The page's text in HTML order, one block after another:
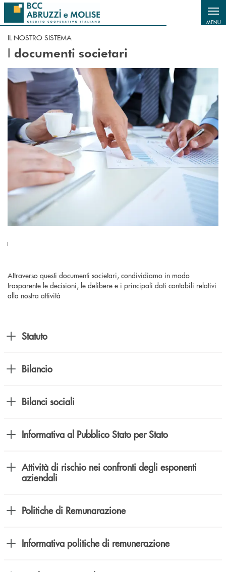
Salta al contenuto principale
MENU
IL NOSTRO SISTEMA
I documenti societari
Attraverso questi documenti societari, condividiamo in modo
trasparente le decisioni, le delibere e i principali dati contabili relativi
alla nostra attività
Statuto
Bilancio
Bilanci sociali
Informativa al Pubblico Stato per Stato
Attività di rischio nei confronti degli esponenti
aziendali
Politiche di Remunarazione
Informativa politiche di remunerazione